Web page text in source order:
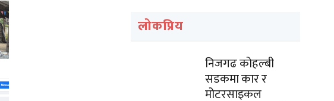
लोकप्रिय
निजगढ कोहल्बी
सडकमा कार र
मोटरसाइकल